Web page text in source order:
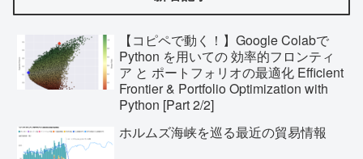
【コピペで動く！】Google Colabで
Python を用いての 効率的フロンティ
ア と ポートフォリオの最適化 Efficient
Frontier & Portfolio Optimization with
Python [Part 2/2]
ホルムズ海峡を巡る最近の貿易情報